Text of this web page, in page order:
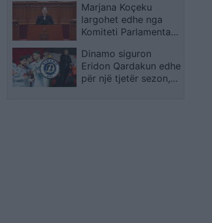
nën rrënoja
Marjana Koçeku
largohet edhe nga
Komiteti Parlamentar
Asociimin pas ndarjes
nga PS
Dinamo siguron
Eridon Qardakun edhe
për një tjetër sezon,